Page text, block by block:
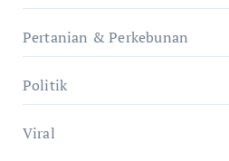
Pertanian & Perkebunan
Politik
Viral